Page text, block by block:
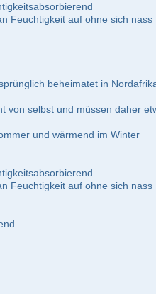
Feuchtigkeit auf ohne sich nass
beheimatet in
von selbst und müssen daher
und wärmend im Winter
Feuchtigkeit auf ohne sich nass